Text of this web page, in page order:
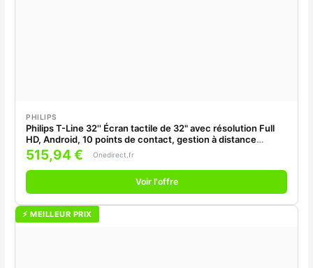
PHILIPS
Philips T-Line 32'' Écran tactile de 32" avec résolution Full
HD, Android, 10 points de contact, gestion à distance
CMND et performances fiables 18/7.
515,94 € Onedirect.fr
Voir l'offre
⚡ MEILLEUR PRIX